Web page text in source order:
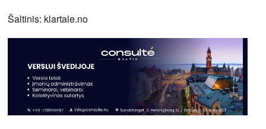
Šaltinis: klartale.no